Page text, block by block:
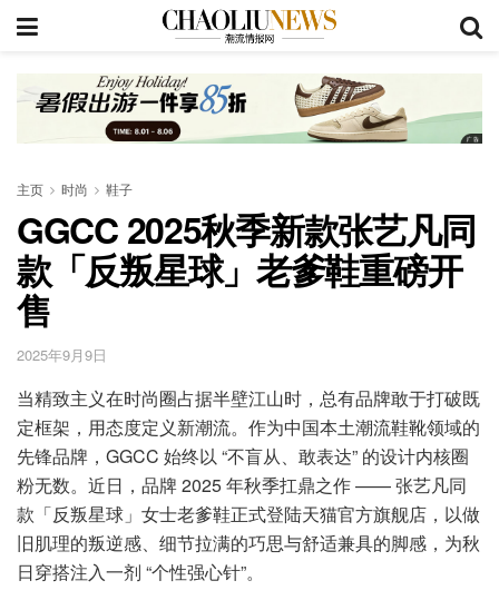
主页 时尚 鞋子
GGCC 2025秋季新款张艺凡同
款「反叛星球」老爹鞋重磅开
售
2025年9月9日
当精致主义在时尚圈占据半壁江山时，总有品牌敢于打破既
定框架，用态度定义新潮流。作为中国本土潮流鞋靴领域的
先锋品牌，GGCC 始终以 “不盲从、敢表达” 的设计内核圈
粉无数。近日，品牌 2025 年秋季扛鼎之作 —— 张艺凡同
款「反叛星球」女士老爹鞋正式登陆天猫官方旗舰店，以做
旧肌理的叛逆感、细节拉满的巧思与舒适兼具的脚感，为秋
日穿搭注入一剂 “个性强心针”。